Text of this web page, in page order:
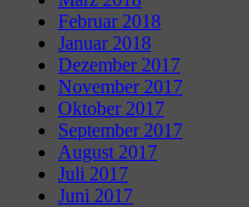
Februar 2018
Januar 2018
Dezember 2017
November 2017
Oktober 2017
September 2017
August 2017
Juli 2017
Juni 2017